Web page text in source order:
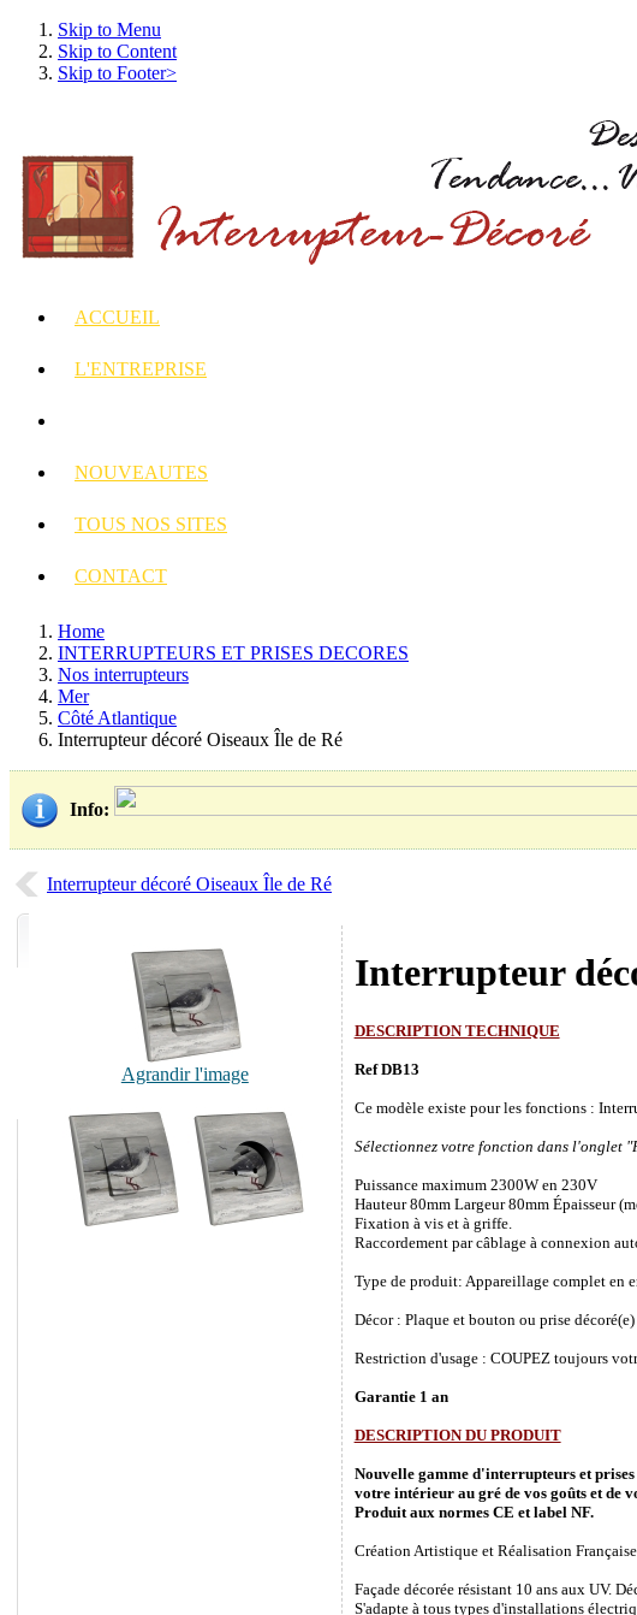
Skip to Menu
Skip to Content
Skip to Footer>
ACCUEIL
L'ENTREPRISE
NOUVEAUTES
TOUS NOS SITES
CONTACT
Home
INTERRUPTEURS ET PRISES DECORES
Nos interrupteurs
Mer
Côté Atlantique
Interrupteur décoré Oiseaux Île de Ré
Info:
Interrupteur décoré Oiseaux Île de Ré
Agrandir l'image
Interrupteur
DESCRIPTION TECHNIQUE
Ref DB13
Ce modèle existe pour les fonctions :
Sélectionnez votre fonction dans l'onglet
Puissance maximum 2300W en 230V
Hauteur 80mm Largeur 80mm Épaisseur
Fixation à vis et à griffe.
Raccordement par câblage à connexion
Type de produit: Appareillage complet en
Décor : Plaque et bouton ou prise
Restriction d'usage : COUPEZ toujours
Garantie 1 an
DESCRIPTION DU PRODUIT
Nouvelle gamme d'interrupteurs et
votre intérieur au gré de vos goûts et de
Produit aux normes CE et label NF.
Création Artistique et Réalisation Française.
Façade décorée résistant 10 ans aux UV.
S'adapte à tous types d'installations